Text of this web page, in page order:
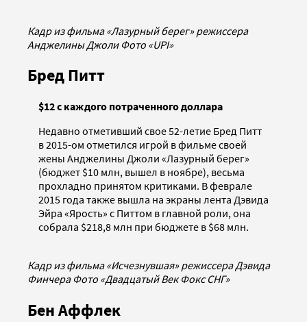
Кадр из фильма «Лазурный берег» режиссера
Анджелины Джоли Фото «UPI»
Бред Питт
$12 с каждого потраченного доллара
Недавно отметивший свое 52-летие Бред Питт
в 2015-ом отметился игрой в фильме своей
жены Анджелины Джоли «Лазурный берег»
(бюджет $10 млн, вышел в ноябре), весьма
прохладно принятом критиками. В феврале
2015 года также вышла на экраны лента Дэвида
Эйра «Ярость» с Питтом в главной роли, она
собрала $218,8 млн при бюджете в $68 млн.
Кадр из фильма «Исчезнувшая» режиссера Дэвида
Финчера Фото «Двадцатый Век Фокс СНГ»
Бен Аффлек